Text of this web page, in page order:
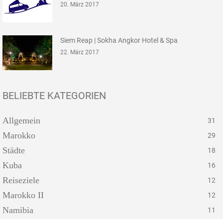
20. März 2017
Siem Reap | Sokha Angkor Hotel & Spa
22. März 2017
BELIEBTE KATEGORIEN
Allgemein 31
Marokko 29
Städte 18
Kuba 16
Reiseziele 12
Marokko II 12
Namibia 11